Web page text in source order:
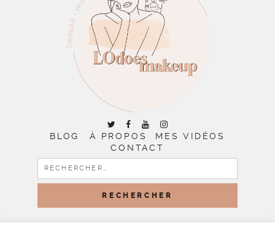
BLOG À PROPOS
MES VIDÉOS
CONTACT
RECHERCHER :